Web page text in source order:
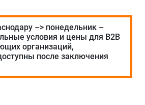
–> понедельник –
условия и цены для В2В
организаций,
после заключения